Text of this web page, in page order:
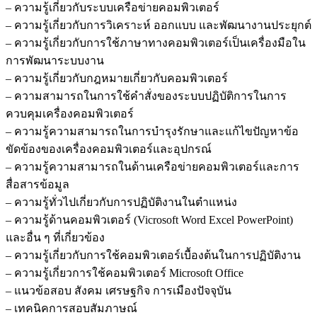
– ความรู้เกี่ยวกับระบบเครือข่ายคอมพิวเตอร์
– ความรู้เกี่ยวกับการวิเคราะห์ ออกแบบ และพัฒนางานประยุกต์
– ความรู้เกี่ยวกับการใช้ภาษาทางคอมพิวเตอร์เป็นเครื่องมือใน
การพัฒนาระบบงาน
– ความรู้เกี่ยวกับกฎหมายเกี่ยวกับคอมพิวเตอร์
– ความสามารถในการใช้คำสั่งของระบบปฏิบัติการในการ
ควบคุมเครื่องคอมพิวเตอร์
– ความรู้ความสามารถในการบำรุงรักษาและแก้ไขปัญหาข้อ
ขัดข้องของเครื่องคอมพิวเตอร์และอุปกรณ์
– ความรู้ความสามารถในด้านเครือข่ายคอมพิวเตอร์และการ
สื่อสารข้อมูล
– ความรู้ทั่วไปเกี่ยวกับการปฏิบัติงานในตำแหน่ง
– ความรู้ด้านคอมพิวเตอร์ (Vicrosoft Word Excel PowerPoint)
และอื่น ๆ ที่เกี่ยวข้อง
– ความรู้เกี่ยวกับการใช้คอมพิวเตอร์เบื้องต้นในการปฏิบัติงาน
– ความรู้เกี่ยวการใช้คอมพิวเตอร์ Microsoft Office
– แนวข้อสอบ สังคม เศรษฐกิจ การเมืองปัจจุบัน
– เทคนิคการสอบสัมภาษณ์